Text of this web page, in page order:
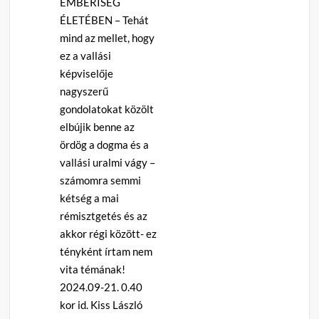
ÉLETÉBEN – Tehát
mind az mellet, hogy
ez a vallási
képviselője
nagyszerű
gondolatokat közölt
elbújik benne az
ördög a dogma és a
vallási uralmi vágy –
számomra semmi
kétség a mai
rémisztgetés és az
akkor régi között- ez
tényként írtam nem
vita témának!
2024.09-21. 0.40
kor id. Kiss László